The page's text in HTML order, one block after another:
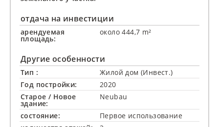
отдача на инвестиции
арендуемая
площадь:
около 444,7 m²
Другие особенности
Тип :
Жилой дом (Инвест.)
Год постройки:
2020
Старое / Новое
здание:
Neubau
состояние:
Первое использование